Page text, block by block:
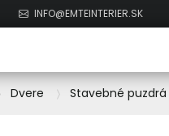
INFO@EMTEINTERIER.SK
Dvere Stavebné puzdrá